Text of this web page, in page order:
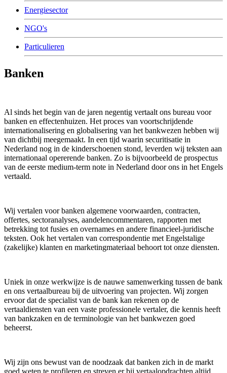
Energiesector
NGO's
Particulieren
Banken
Al sinds het begin van de jaren negentig vertaalt ons bureau voor
banken en effectenhuizen. Het proces van voortschrijdende
internationalisering en globalisering van het bankwezen hebben wij
van dichtbij meegemaakt. In een tijd waarin securitisatie in
Nederland nog in de kinderschoenen stond, leverden wij teksten aan
internationaal opererende banken. Zo is bijvoorbeeld de prospectus
van de eerste medium-term note in Nederland door ons in het Engels
vertaald.
Wij vertalen voor banken algemene voorwaarden, contracten,
offertes, sectoranalyses, aandelencommentaren, rapporten met
betrekking tot fusies en overnames en andere financieel-juridische
teksten. Ook het vertalen van correspondentie met Engelstalige
(zakelijke) klanten en marketingmateriaal behoort tot onze diensten.
Uniek in onze werkwijze is de nauwe samenwerking tussen de bank
en ons vertaalbureau bij de uitvoering van projecten. Wij zorgen
ervoor dat de specialist van de bank kan rekenen op de
vertaaldiensten van een vaste professionele vertaler, die kennis heeft
van bankzaken en de terminologie van het bankwezen goed
beheerst.
Wij zijn ons bewust van de noodzaak dat banken zich in de markt
goed weten te profileren en streven er bij vertaalopdrachten altijd